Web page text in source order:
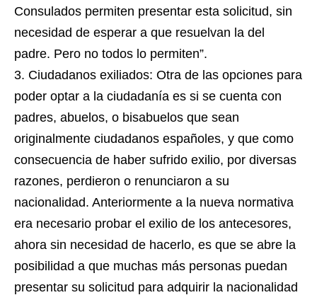
Consulados permiten presentar esta solicitud, sin
necesidad de esperar a que resuelvan la del
padre. Pero no todos lo permiten”.
Ciudadanos exiliados: Otra de las opciones para
poder optar a la ciudadanía es si se cuenta con
padres, abuelos, o bisabuelos que sean
originalmente ciudadanos españoles, y que como
consecuencia de haber sufrido exilio, por diversas
razones, perdieron o renunciaron a su
nacionalidad. Anteriormente a la nueva normativa
era necesario probar el exilio de los antecesores,
ahora sin necesidad de hacerlo, es que se abre la
posibilidad a que muchas más personas puedan
presentar su solicitud para adquirir la nacionalidad